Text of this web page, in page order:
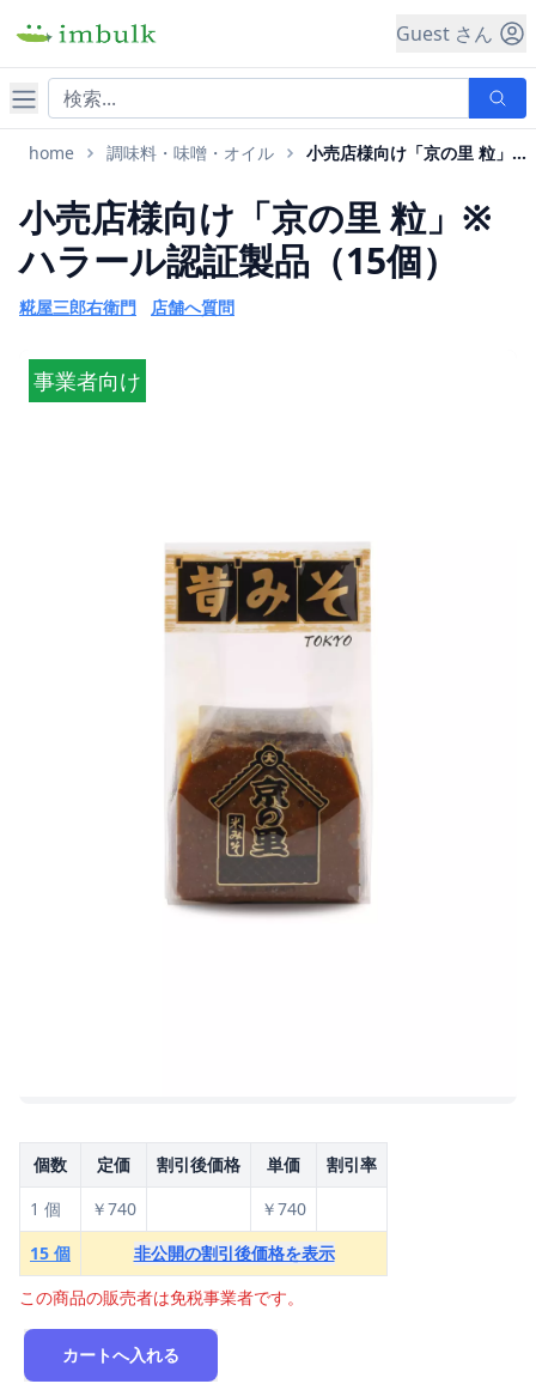
Guest さん
ナビゲーション
home 調味料・味噌・オイル 小売店様向け「京の里 粒」※ハラール認証製品
小売店様向け「京の里 粒」※
ハラール認証製品（15個）
糀屋三郎右衛門 店舗へ質問
事業者向け
個数 定価 割引後価格 単価
割引率
1 個
￥740
￥740
15 個
非公開の割引後価格を表示
この商品の販売者は免税事業者です。
カートへ入れる